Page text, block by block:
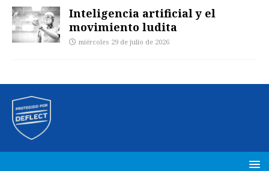
Inteligencia artificial y el
movimiento ludita
miércoles 29 de julio de 2026